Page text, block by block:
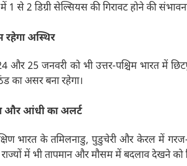
1 से 2 डिग्री सेल्सियस की गिरावट होने की
अस्थिर
और 25 जनवरी को भी उत्तर-पश्चिम भारत में
का असर बना रहेगा।
और आंधी का अलर्ट
भारत के तमिलनाडु, पुडुचेरी और केरल में
में भी तापमान और मौसम में बदलाव देखने को